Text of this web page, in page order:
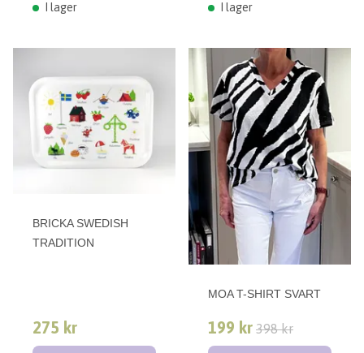
I lager I lager
BRICKA SWEDISH
TRADITION
275 kr
MOA T-SHIRT SVART
199 kr 398 kr